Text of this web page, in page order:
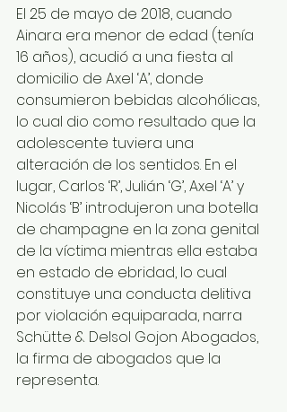
El 25 de mayo de 2018, cuando
Ainara era menor de edad (tenía
16 años), acudió a una fiesta al
domicilio de Axel ‘A’, donde
consumieron bebidas alcohólicas,
lo cual dio como resultado que la
adolescente tuviera una
alteración de los sentidos. En el
lugar, Carlos ‘R’, Julián ‘G’, Axel ‘A’ y
Nicolás ‘B’ introdujeron una botella
de champagne en la zona genital
de la víctima mientras ella estaba
en estado de ebridad, lo cual
constituye una conducta delitiva
por violación equiparada, narra
Schütte & Delsol Gojon Abogados,
la firma de abogados que la
representa.